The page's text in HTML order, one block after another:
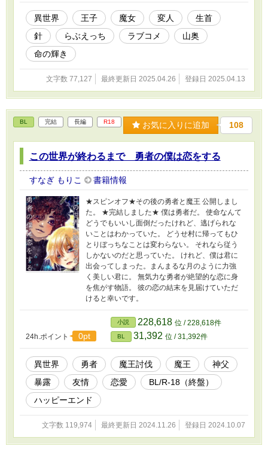
す。また、アイテムとして針が頻繁に登場しま
す。苦手な方はご遠慮ください。 ※完結しまし
た！
異世界 王子 魔女 変人
生首
針
らぶえっち ラブコメ
山奥
命の輝き
文字数 77,127 最終更新日 2025.04.26 登録日 2025.04.13
BL 完結 長編 R18 お気に入りに追加 108
この世界が終わるまで 勇者の僕は恋をする
すなぎ もりこ 書籍情報
★スピンオフ★その後の勇者と魔王 公開しまし
た。 ★完結しました★ 僕は勇者だ。 使命なんて
どうでもいいし面倒だったけれど、逃げられな
いことはわかっていた。 どうせ村に帰ってもひ
とりぼっちなことは変わらない。 それなら従う
しかないのだと思っていた。 けれど、僕は君に
出会ってしまった。まんまるな月のように力強
く美しい君に。 無気力な勇者が絶望的な恋に身
を焦がす物語。 彼の恋の結末を見届けていただ
けると幸いです。
24h.ポイント 0pt
小説 228,618 位 / 228,618件
BL 31,392 位 / 31,392件
異世界 勇者 魔王討伐 魔王
神父
暴露
友情 恋愛
BL/R-18（終盤）
ハッピーエンド
文字数 119,974 最終更新日 2024.11.26 登録日 2024.10.07